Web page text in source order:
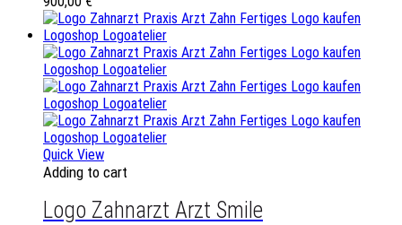
Quick View
Adding to cart
Logo Zahnarzt Arzt Smile